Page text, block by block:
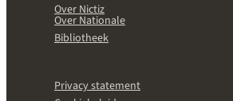
Over Nictiz
Over Nationale
Bibliotheek
Privacy statement